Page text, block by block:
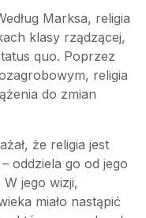
Marksa, religia
klasy rządzącej,
quo. Poprzez
religia
do zmian
że religia jest
oddziela go od jego
jego wizji,
miało nastąpić